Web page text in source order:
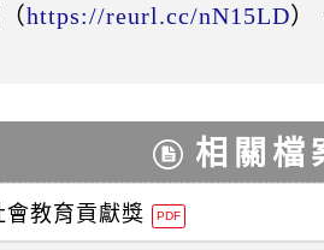
https://reurl.cc/nN15LD）
相關檔
會教育貢獻獎 PDF